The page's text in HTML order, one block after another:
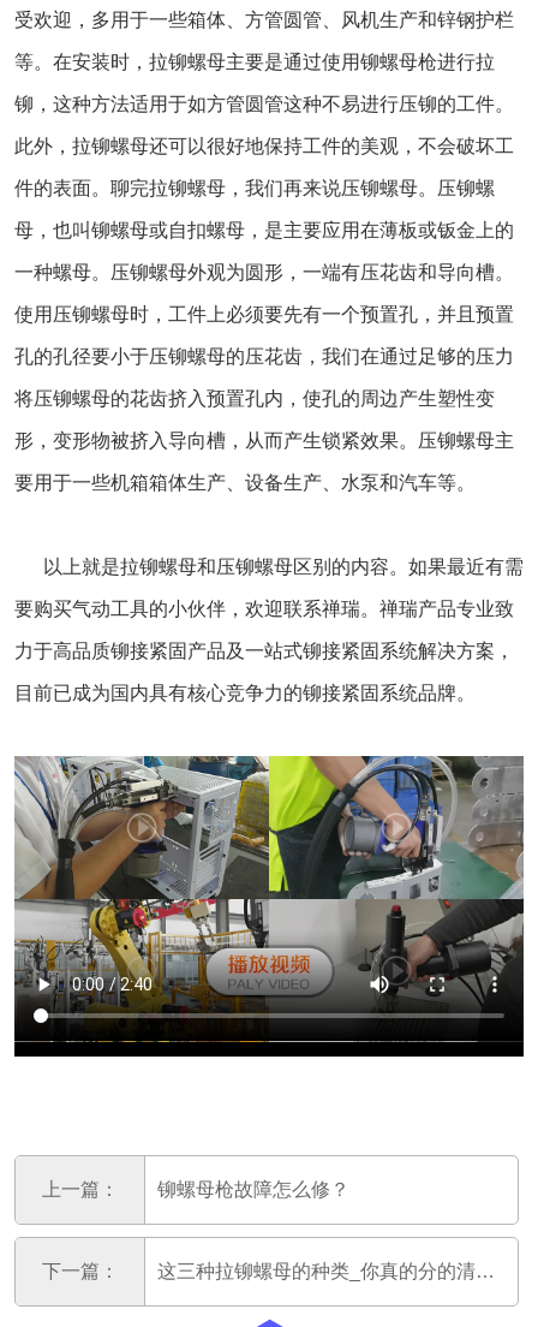
受欢迎，多用于一些箱体、方管圆管、风机生产和锌钢护栏
等。在安装时，拉铆螺母主要是通过使用铆螺母枪进行拉
铆，这种方法适用于如方管圆管这种不易进行压铆的工件。
此外，拉铆螺母还可以很好地保持工件的美观，不会破坏工
件的表面。聊完拉铆螺母，我们再来说压铆螺母。压铆螺
母，也叫铆螺母或自扣螺母，是主要应用在薄板或钣金上的
一种螺母。压铆螺母外观为圆形，一端有压花齿和导向槽。
使用压铆螺母时，工件上必须要先有一个预置孔，并且预置
孔的孔径要小于压铆螺母的压花齿，我们在通过足够的压力
将压铆螺母的花齿挤入预置孔内，使孔的周边产生塑性变
形，变形物被挤入导向槽，从而产生锁紧效果。压铆螺母主
要用于一些机箱箱体生产、设备生产、水泵和汽车等。
以上就是拉铆螺母和压铆螺母区别的内容。如果最近有需
要购买气动工具的小伙伴，欢迎联系禅瑞。禅瑞产品专业致
力于高品质铆接紧固产品及一站式铆接紧固系统解决方案，
目前已成为国内具有核心竞争力的铆接紧固系统品牌。
上一篇： 铆螺母枪故障怎么修？
下一篇： 这三种拉铆螺母的种类_你真的分的清楚吗？